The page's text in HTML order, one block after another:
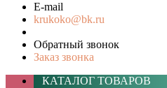
E-mail
krukoko@bk.ru
Обратный звонок
Заказ звонка
КАТАЛОГ ТОВАРОВ